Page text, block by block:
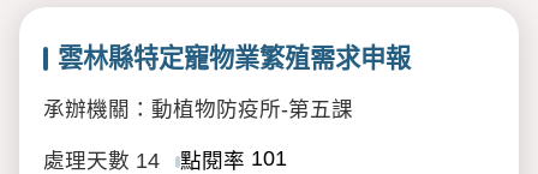
雲林縣特定寵物業繁殖需求申報
承辦機關：動植物防疫所-第五課
處理天數 14 點閱率 101